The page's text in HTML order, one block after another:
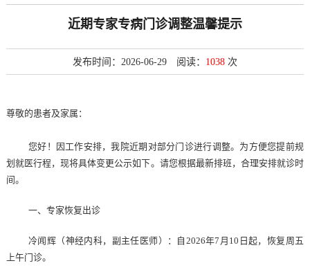
近期专家专病门诊调整温馨提示
发布时间：2026-06-29 阅读： 1038 次
尊敬的患者及家属：
您好！因工作安排，我院近期对部分门诊进行调整。为方便您提前规
划就医行程，现将具体变更公示如下。请您根据最新排班，合理安排就诊时
间。
一、专家恢复出诊
冷闻辉（神经内科，副主任医师）：自2026年7月10日起，恢复周五
上午门诊。
党建文化
护理园地
清廉附院
人才招聘
教育教学